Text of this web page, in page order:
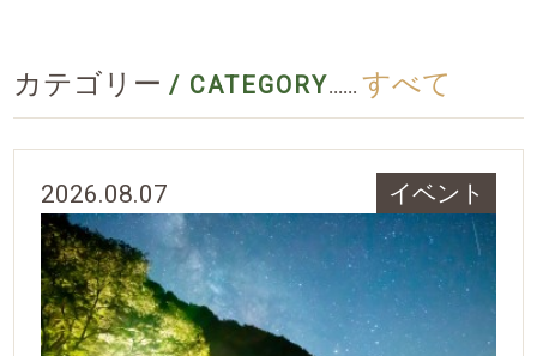
カテゴリー / CATEGORY...... すべて
2026.08.07 イベント